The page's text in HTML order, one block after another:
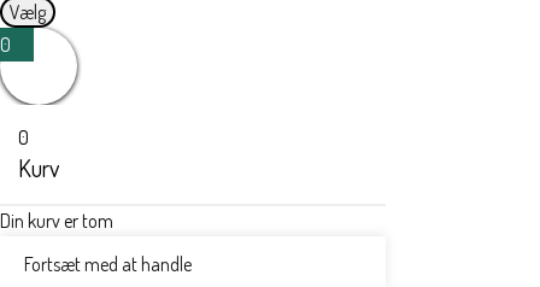
Vælg
0
0
Kurv
Din kurv er tom
Fortsæt med at handle